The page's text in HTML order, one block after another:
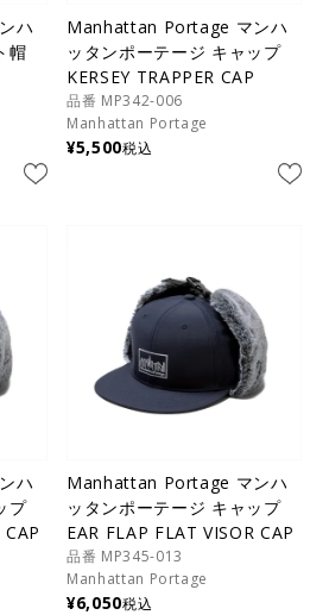
ハ
帽
Manhattan Portage マンハ
ッタンポーテージ キャップ
KERSEY TRAPPER CAP
品番 MP342-006
Manhattan Portage
¥5,500税込
ハ
プ
Manhattan Portage マンハ
ッタンポーテージ キャップ
EAR FLAP FLAT VISOR CAP
品番 MP345-013
Manhattan Portage
¥6,050税込